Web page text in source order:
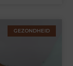
GEZONDHEID